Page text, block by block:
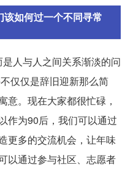
如何过一个不同寻常
人与人之间关系渐淡的问
仅仅是辞旧迎新那么简
意。现在大家都很忙碌，
作为90后，我们可以通过
更多的交流机会，让年味
以通过参与社区、志愿者